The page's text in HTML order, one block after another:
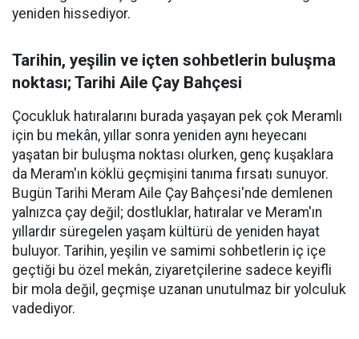
yeniden hissediyor.
Tarihin, yeşilin ve içten sohbetlerin buluşma
noktası; Tarihi Aile Çay Bahçesi
Çocukluk hatıralarını burada yaşayan pek çok Meramlı
için bu mekân, yıllar sonra yeniden aynı heyecanı
yaşatan bir buluşma noktası olurken, genç kuşaklara
da Meram'ın köklü geçmişini tanıma fırsatı sunuyor.
Bugün Tarihi Meram Aile Çay Bahçesi'nde demlenen
yalnızca çay değil; dostluklar, hatıralar ve Meram'ın
yıllardır süregelen yaşam kültürü de yeniden hayat
buluyor. Tarihin, yeşilin ve samimi sohbetlerin iç içe
geçtiği bu özel mekân, ziyaretçilerine sadece keyifli
bir mola değil, geçmişe uzanan unutulmaz bir yolculuk
vadediyor.